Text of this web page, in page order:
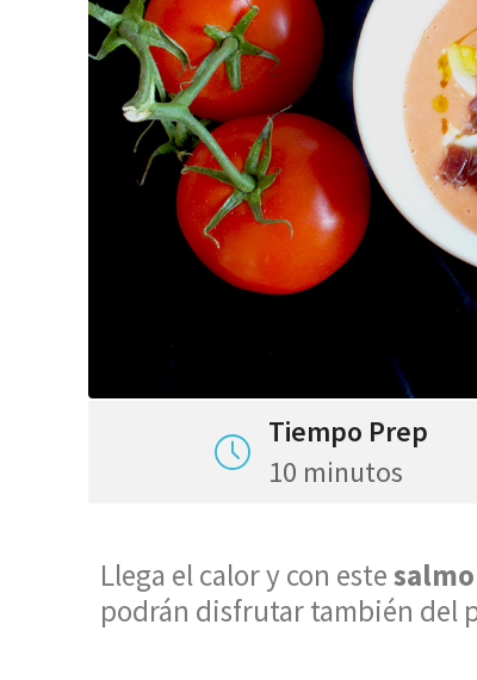
Tiempo Prep
10 minutos
Llega el calor y con este
podrán disfrutar también del